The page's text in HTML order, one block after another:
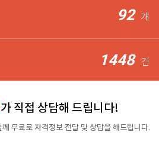
92 개
1448 건
가 직접 상담해 드립니다!
무료로 자격정보 전달 및 상담을 해드립니다.